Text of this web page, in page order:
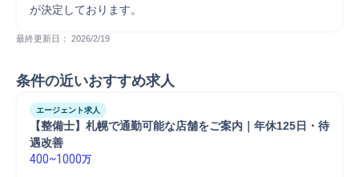
が決定しております。
最終更新日： 2026/2/19
条件の近いおすすめ求人
エージェント求人
【整備士】札幌で通勤可能な店舗をご案内｜年休125日・待
遇改善
400~1000万